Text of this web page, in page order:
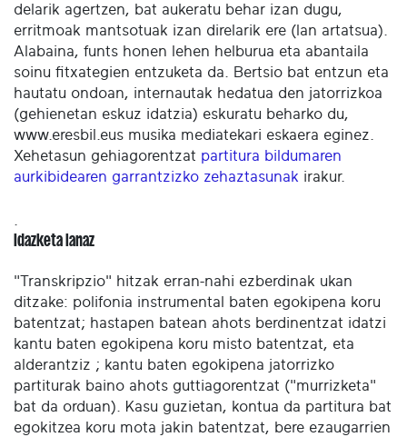
delarik agertzen, bat aukeratu behar izan dugu,
erritmoak mantsotuak izan direlarik ere (lan artatsua).
Alabaina, funts honen lehen helburua eta abantaila
soinu fitxategien entzuketa da. Bertsio bat entzun eta
hautatu ondoan, internautak hedatua den jatorrizkoa
(gehienetan eskuz idatzia) eskuratu beharko du,
www.eresbil.eus musika mediatekari eskaera eginez.
Xehetasun gehiagorentzat partitura bildumaren
aurkibidearen garrantzizko zehaztasunak irakur.
Idazketa lanaz
"Transkripzio" hitzak erran-nahi ezberdinak ukan
ditzake: polifonia instrumental baten egokipena koru
batentzat; hastapen batean ahots berdinentzat idatzi
kantu baten egokipena koru misto batentzat, eta
alderantziz ; kantu baten egokipena jatorrizko
partiturak baino ahots guttiagorentzat ("murrizketa"
bat da orduan). Kasu guzietan, kontua da partitura bat
egokitzea koru mota jakin batentzat, bere ezaugarrien